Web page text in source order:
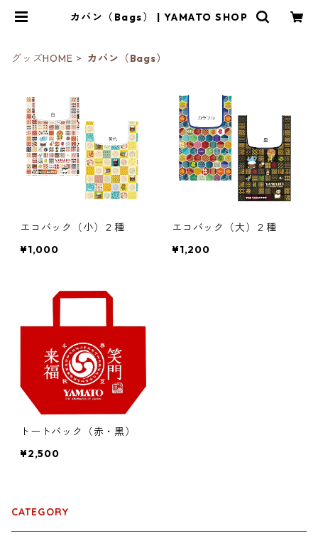
カバン（Bags） | YAMATO SHOP
グッズHOME カバン（Bags）
エコバック（小）２種
¥1,000
エコバック（大）２種
¥1,200
トートバック（赤・黒）
¥2,500
CATEGORY